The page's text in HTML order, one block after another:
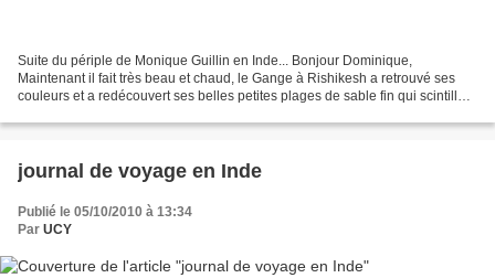
Suite du périple de Monique Guillin en Inde... Bonjour Dominique,
Maintenant il fait très beau et chaud, le Gange à Rishikesh a retrouvé ses
couleurs et a redécouvert ses belles petites plages de sable fin qui scintille
journal de voyage en Inde
Publié le 05/10/2010 à 13:34
Par UCY